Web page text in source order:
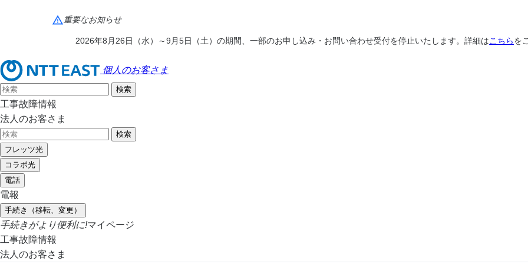
重要なお知らせ
2026年8月26日（水）～9月5日（土）の期間、一部のお申し込み・お問い合わせ受付を停止いたします。詳細はこちらを
個人のお客さま
工事故障情報
法人のお客さま
フレッツ光
コラボ光
電話
電報
手続き（移転、変更）
手続きがより便利に!マイページ
工事故障情報
法人のお客さま